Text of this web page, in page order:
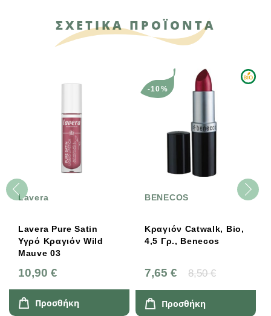
ΣΧΕΤΙΚΑ ΠΡΟΪΟΝΤΑ
Lavera
Lavera Pure Satin
Υγρό Κραγιόν Wild
Mauve 03
10,90 €
Προσθήκη
BENECOS
Κραγιόν Catwalk, Bio,
4,5 Γρ., Benecos
7,65 € 8,50 €
-10%
Προσθήκη